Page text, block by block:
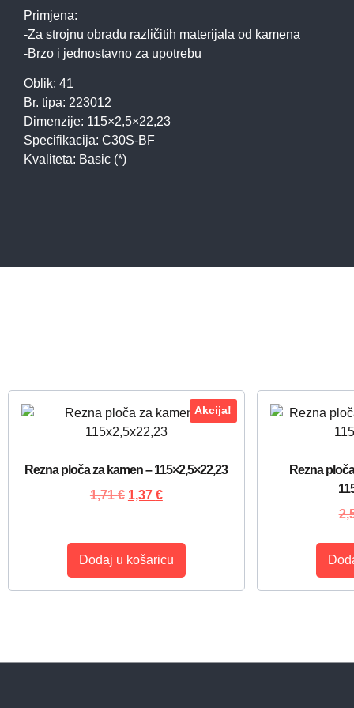
Primjena:
-Za strojnu obradu različitih materijala od kamena
-Brzo i jednostavno za upotrebu
Oblik: 41
Br. tipa: 223012
Dimenzije: 115×2,5×22,23
Specifikacija: C30S-BF
Kvaliteta: Basic (*)
Akcija!
Rezna ploča za kamen – 115×2,5×22,23
1,71€ 1,37 €
Dodaj u košaricu
Rezna